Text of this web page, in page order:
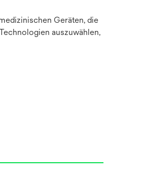
Geräten, die
auszuwählen,